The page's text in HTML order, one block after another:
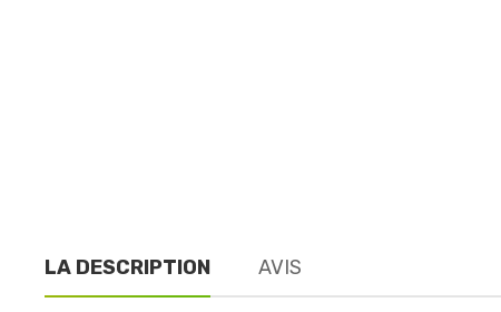
LA DESCRIPTION AVIS